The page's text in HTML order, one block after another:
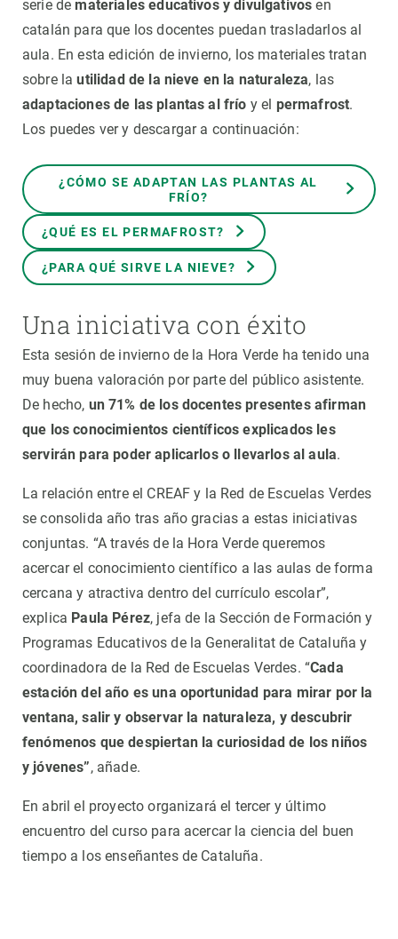
serie demateriales educativos y divulgativos en
catalán para que los docentes puedan trasladarlos al
aula. En esta edición de invierno, los materiales tratan
sobre lautilidad de la nieve en la naturaleza, las
adaptaciones de las plantas al frío y el permafrost.
Los puedes ver y descargar a continuación:
¿CÓMO SE ADAPTAN LAS PLANTAS AL
FRÍO?
¿QUÉ ES EL PERMAFROST?
¿PARA QUÉ SIRVE LA NIEVE?
Una iniciativa con éxito
Esta sesión de invierno de la Hora Verde ha tenido una
muy buena valoración por parte del público asistente.
De hecho, un 71% de los docentes presentes afirman
que los conocimientos científicos explicados les
servirán para poder aplicarlos o llevarlos al aula.
La relación entre el CREAF y la Red de Escuelas Verdes
se consolida año tras año gracias a estas iniciativas
conjuntas. “A través de la Hora Verde queremos
acercar el conocimiento científico a las aulas de forma
cercana y atractiva dentro del currículo escolar”,
explica Paula Pérez, jefa de la Sección de Formación y
Programas Educativos de la Generalitat de Cataluña y
coordinadora de la Red de Escuelas Verdes. “Cada
estación del año es una oportunidad para mirar por la
ventana, salir y observar la naturaleza, y descubrir
fenómenos que despiertan la curiosidad de los niños
y jóvenes”, añade.
En abril el proyecto organizará el tercer y último
encuentro del curso para acercar la ciencia del buen
tiempo a los enseñantes de Cataluña.